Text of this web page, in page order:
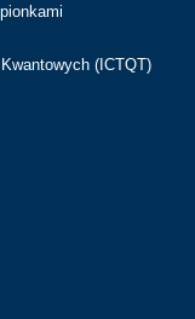
(ICTQT)